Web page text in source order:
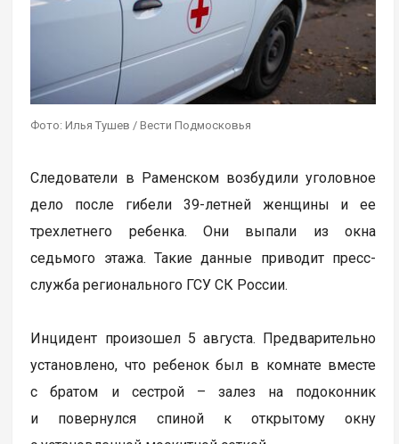
Фото: Илья Тушев / Вести Подмосковья
Следователи в Раменском возбудили уголовное
дело после гибели 39-летней женщины и ее
трехлетнего ребенка. Они выпали из окна
седьмого этажа. Такие данные приводит пресс-
служба регионального ГСУ СК России.
Инцидент произошел 5 августа. Предварительно
установлено, что ребенок был в комнате вместе
с братом и сестрой – залез на подоконник
и повернулся спиной к открытому окну